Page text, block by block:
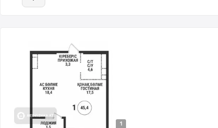
1